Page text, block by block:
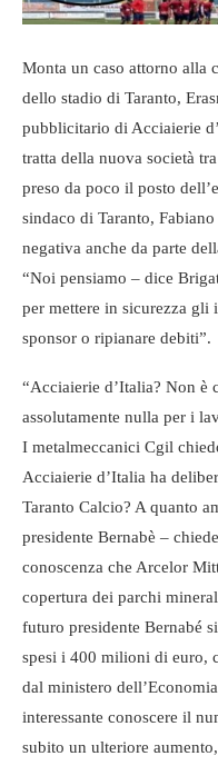
Monta un caso attorno alla
dello stadio di Taranto,
pubblicitario di Acciaierie
tratta della nuova società
preso da poco il posto
sindaco di Taranto,
negativa anche da parte
“Noi pensiamo – dice
per mettere in sicurezza gli
sponsor o ripianare debiti”.
“Acciaierie d’Italia? Non è
assolutamente nulla per i
I metalmeccanici Cgil
Acciaierie d’Italia ha
Taranto Calcio? A quanto
presidente Bernabè –
conoscenza che Arcelor
copertura dei parchi
futuro presidente Bernabé
spesi i 400 milioni di euro,
dal ministero
interessante conoscere il
subito un ulteriore